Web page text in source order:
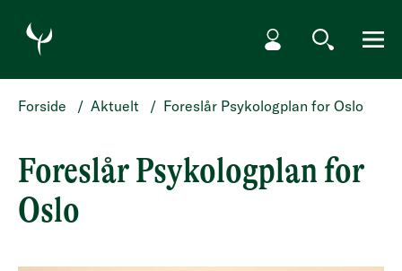
HOPP TIL HOVEDINNHOLD
Min side
Søk Meny
Forside / Aktuelt / Foreslår Psykologplan for Oslo
Foreslår Psykologplan for
Oslo